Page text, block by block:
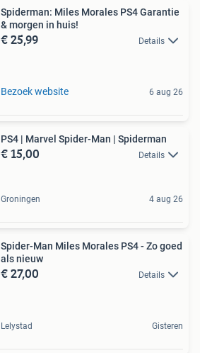
Spiderman: Miles Morales PS4 Garantie
& morgen in huis!
€ 25,99 Details
Bezoek website 6 aug 26
PS4 | Marvel Spider-Man | Spiderman
€ 15,00 Details
Groningen 4 aug 26
Spider-Man Miles Morales PS4 - Zo goed
als nieuw
€ 27,00 Details
Lelystad Gisteren